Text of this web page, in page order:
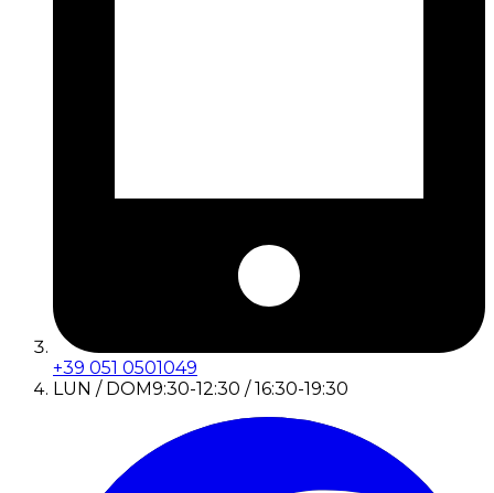
+39 051 0501049
LUN / DOM9:30-12:30 / 16:30-19:30